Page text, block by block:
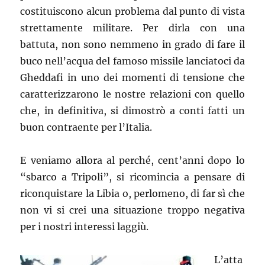
costituiscono alcun problema dal punto di vista
strettamente militare. Per dirla con una
battuta, non sono nemmeno in grado di fare il
buco nell’acqua del famoso missile lanciatoci da
Gheddafi in uno dei momenti di tensione che
caratterizzarono le nostre relazioni con quello
che, in definitiva, si dimostrò a conti fatti un
buon contraente per l’Italia.
E veniamo allora al perché, cent’anni dopo lo
“sbarco a Tripoli”, si ricomincia a pensare di
riconquistare la Libia o, perlomeno, di far sì che
non vi si crei una situazione troppo negativa
per i nostri interessi laggiù.
L’atta